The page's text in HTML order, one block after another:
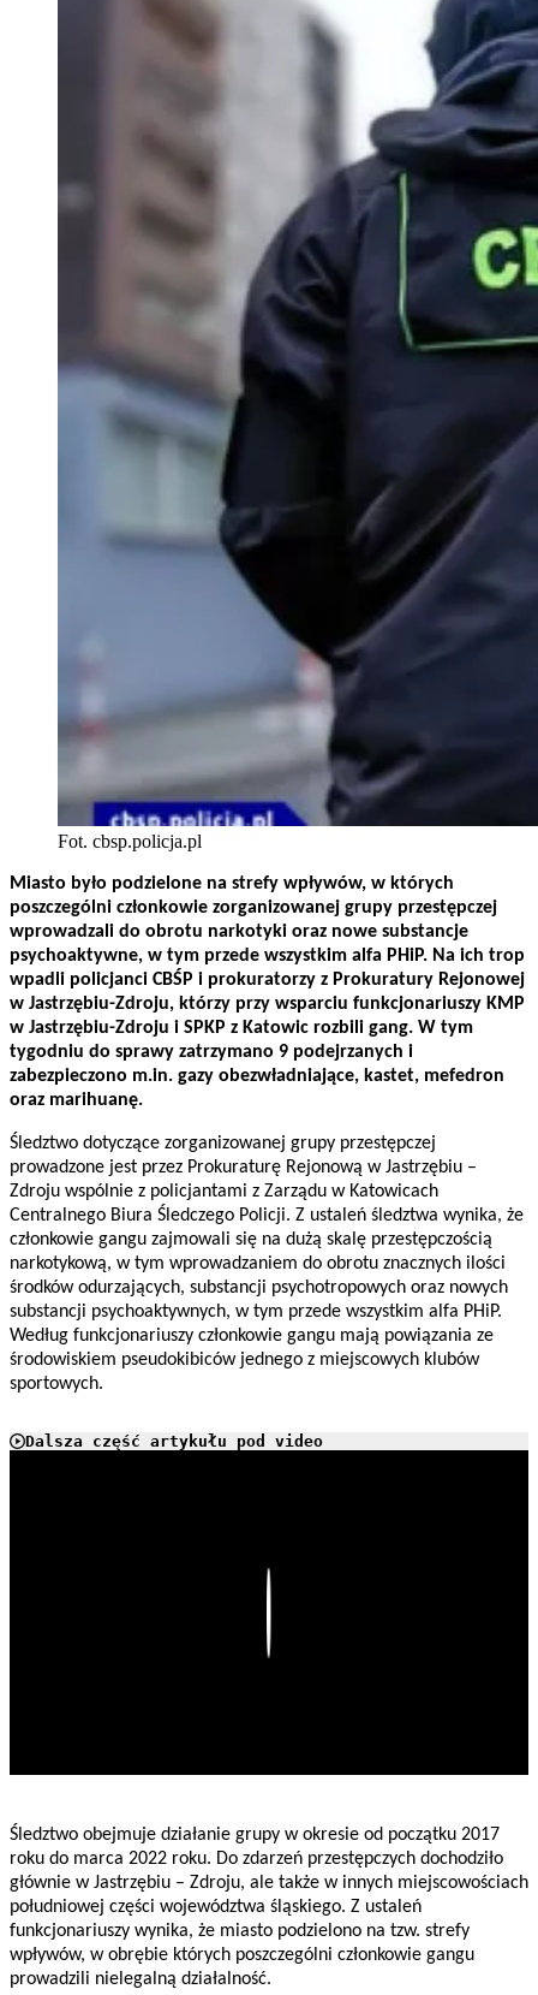
Fot. cbsp.policja.pl
Miasto było podzielone na strefy wpływów, w których
poszczególni członkowie zorganizowanej grupy przestępczej
wprowadzali do obrotu narkotyki oraz nowe substancje
psychoaktywne, w tym przede wszystkim alfa PHiP. Na ich trop
wpadli policjanci CBŚP i prokuratorzy z Prokuratury Rejonowej
w Jastrzębiu-Zdroju, którzy przy wsparciu funkcjonariuszy KMP
w Jastrzębiu-Zdroju i SPKP z Katowic rozbili gang. W tym
tygodniu do sprawy zatrzymano 9 podejrzanych i
zabezpieczono m.in. gazy obezwładniające, kastet, mefedron
oraz marihuanę.
Śledztwo dotyczące zorganizowanej grupy przestępczej
prowadzone jest przez Prokuraturę Rejonową w Jastrzębiu –
Zdroju wspólnie z policjantami z Zarządu w Katowicach
Centralnego Biura Śledczego Policji. Z ustaleń śledztwa wynika, że
członkowie gangu zajmowali się na dużą skalę przestępczością
narkotykową, w tym wprowadzaniem do obrotu znacznych ilości
środków odurzających, substancji psychotropowych oraz nowych
substancji psychoaktywnych, w tym przede wszystkim alfa PHiP.
Według funkcjonariuszy członkowie gangu mają powiązania ze
środowiskiem pseudokibiców jednego z miejscowych klubów
sportowych.
Dalsza część artykułu pod video
Śledztwo obejmuje działanie grupy w okresie od początku 2017
roku do marca 2022 roku. Do zdarzeń przestępczych dochodziło
głównie w Jastrzębiu – Zdroju, ale także w innych miejscowościach
południowej części województwa śląskiego. Z ustaleń
funkcjonariuszy wynika, że miasto podzielono na tzw. strefy
wpływów, w obrębie których poszczególni członkowie gangu
prowadzili nielegalną działalność.